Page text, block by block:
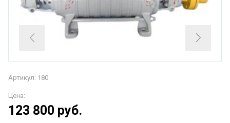
Артикул: 180
Цена:
123 800 руб.